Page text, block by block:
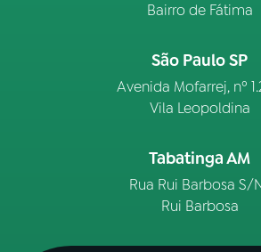
Bairro de Fátima
São Paulo SP
Avenida Mofarrej, nº
Vila Leopoldina
Tabatinga AM
Rua Rui Barbosa S/
Rui Barbosa